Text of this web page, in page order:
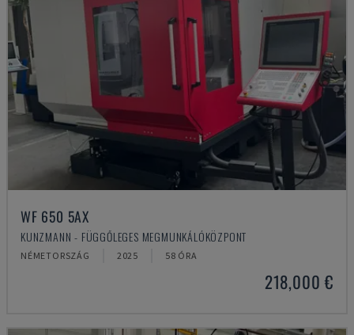
WF 650 5AX
KUNZMANN - FÜGGŐLEGES MEGMUNKÁLÓKÖZPONT
NÉMETORSZÁG 2025 58 ÓRA
218,000 €